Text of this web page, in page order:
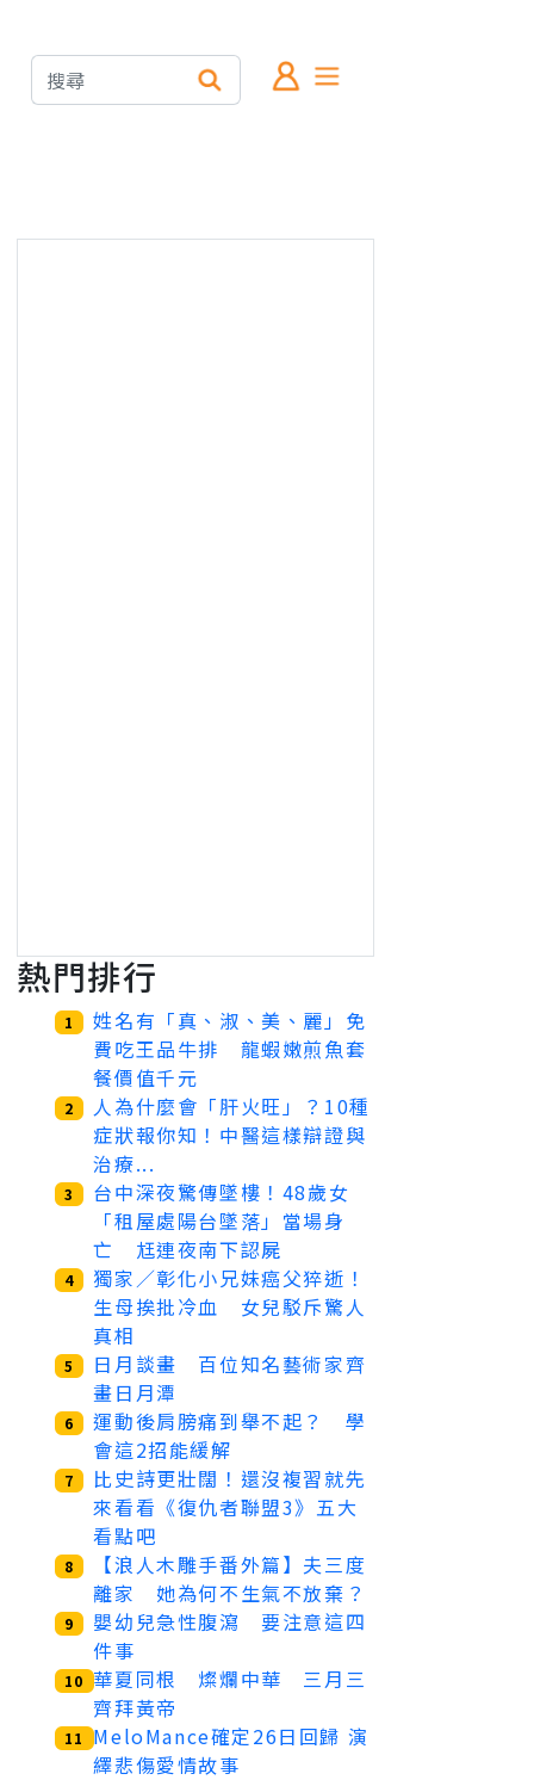
熱門排行
1
姓名有「真、淑、美、麗」免
費吃王品牛排 龍蝦嫩煎魚套
餐價值千元
2
人為什麼會「肝火旺」？10種
症狀報你知！中醫這樣辯證與
治療...
3
台中深夜驚傳墜樓！48歲女
「租屋處陽台墜落」當場身
亡 尪連夜南下認屍
4
獨家／彰化小兄妹癌父猝逝！
生母挨批冷血 女兒駁斥驚人
真相
5
日月談畫 百位知名藝術家齊
畫日月潭
6
運動後肩膀痛到舉不起？ 學
會這2招能緩解
7
比史詩更壯闊！還沒複習就先
來看看《復仇者聯盟3》五大
看點吧
8
【浪人木雕手番外篇】夫三度
離家 她為何不生氣不放棄？
9
嬰幼兒急性腹瀉 要注意這四
件事
10 華夏同根 燦爛中華 三月三
齊拜黃帝
11
MeloMance確定26日回歸 演
繹悲傷愛情故事